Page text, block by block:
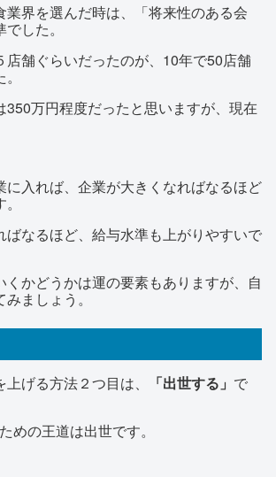
業界を選んだ時は、「将来性のある会
した。
店舗ぐらいだったのが、10年で50店舗
350万円程度だったと思いますが、現在
に入れば、企業が大きくなればなるほど
ばなるほど、給与水準も上がりやすいで
くかどうかは運の要素もありますが、自
ましょう。
げる方法２つ目は、 「出世する」 で
めの王道は出世です。